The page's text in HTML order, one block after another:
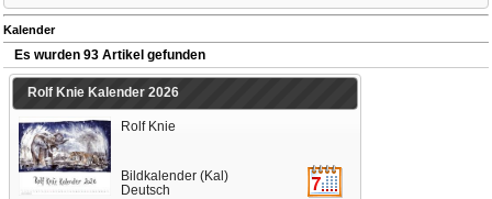
Kalender
Es wurden 93 Artikel gefunden
Rolf Knie Kalender 2026
Rolf Knie
Bildkalender (Kal)
Deutsch